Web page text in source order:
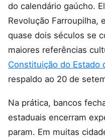
do calendário gaúcho.
Revolução Farroupilha,
quase dois séculos se
maiores referências
Constituição do Estado
respaldo ao 20 de
Na prática, bancos
estaduais encerram
param. Em muitas